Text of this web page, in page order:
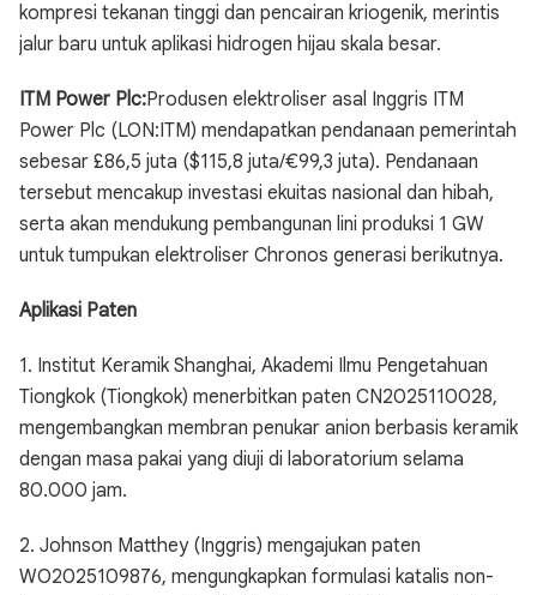
kompresi tekanan tinggi dan pencairan kriogenik, merintis
jalur baru untuk aplikasi hidrogen hijau skala besar.
ITM Power Plc:Produsen elektroliser asal Inggris ITM
Power Plc (LON:ITM) mendapatkan pendanaan pemerintah
sebesar £86,5 juta ($115,8 juta/€99,3 juta). Pendanaan
tersebut mencakup investasi ekuitas nasional dan hibah,
serta akan mendukung pembangunan lini produksi 1 GW
untuk tumpukan elektroliser Chronos generasi berikutnya.
Aplikasi Paten
1. Institut Keramik Shanghai, Akademi Ilmu Pengetahuan
Tiongkok (Tiongkok) menerbitkan paten CN2025110028,
mengembangkan membran penukar anion berbasis keramik
dengan masa pakai yang diuji di laboratorium selama
80.000 jam.
2. Johnson Matthey (Inggris) mengajukan paten
WO2025109876, mengungkapkan formulasi katalis non-